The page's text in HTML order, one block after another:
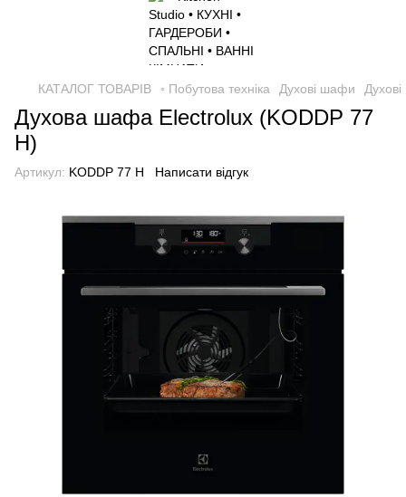
КАТАЛОГ ТОВАРІВ ◦ Побутова техніка Духові шафи
Духова шафа Electrolux (KODDP 77
H)
Артикул: KODDP 77 H Написати відгук